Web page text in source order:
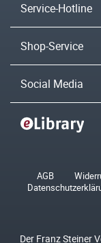
Service-Hotline
Shop-Service
Social Media
AGB
Der Franz Steiner